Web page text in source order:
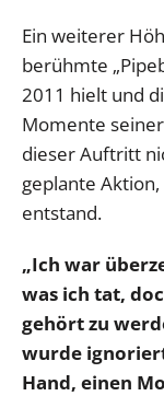
Ein weiterer
berühmte
2011 hielt und
Momente
dieser Auftritt
geplante
entstand.
„Ich war
was ich tat,
gehört zu
wurde
Hand, einen